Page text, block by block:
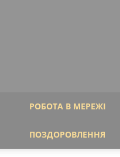
РОБОТА В МЕРЕЖІ
ПОЗДОРОВЛЕННЯ